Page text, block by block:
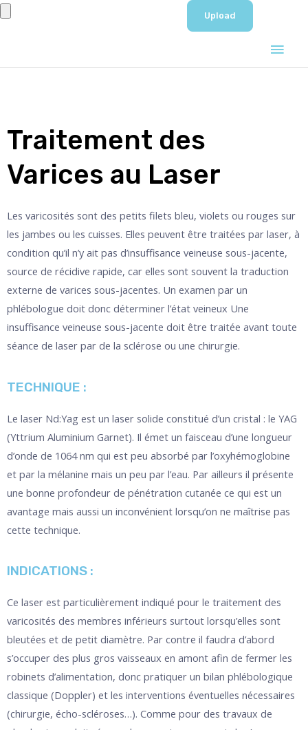
Aller
Traitement des
Varices au Laser
Les varicosités sont des petits filets bleu, violets ou rouges sur
les jambes ou les cuisses. Elles peuvent être traitées par laser, à
condition qu’il n’y ait pas d’insuffisance veineuse sous-jacente,
source de récidive rapide, car elles sont souvent la traduction
externe de varices sous-jacentes. Un examen par un
phlébologue doit donc déterminer l’état veineux Une
insuffisance veineuse sous-jacente doit être traitée avant toute
séance de laser par de la sclérose ou une chirurgie.
TECHNIQUE :
Le laser Nd:Yag est un laser solide constitué d’un cristal : le YAG
(Yttrium Aluminium Garnet). Il émet un faisceau d’une longueur
d’onde de 1064 nm qui est peu absorbé par l’oxyhémoglobine
et par la mélanine mais un peu par l’eau. Par ailleurs il présente
une bonne profondeur de pénétration cutanée ce qui est un
avantage mais aussi un inconvénient lorsqu’on ne maîtrise pas
cette technique.
INDICATIONS :
Ce laser est particulièrement indiqué pour le traitement des
varicosités des membres inférieurs surtout lorsqu’elles sont
bleutées et de petit diamètre. Par contre il faudra d’abord
s’occuper des plus gros vaisseaux en amont afin de fermer les
robinets d’alimentation, donc pratiquer un bilan phlébologique
classique (Doppler) et les interventions éventuelles nécessaires
(chirurgie, écho-scléroses…). Comme pour des travaux de